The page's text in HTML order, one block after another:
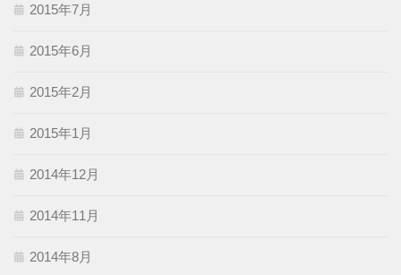
2015年7月
2015年6月
2015年2月
2015年1月
2014年12月
2014年11月
2014年8月